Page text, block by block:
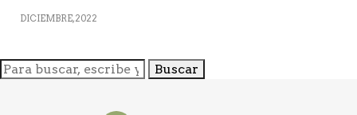
DICIEMBRE, 2022
Buscar